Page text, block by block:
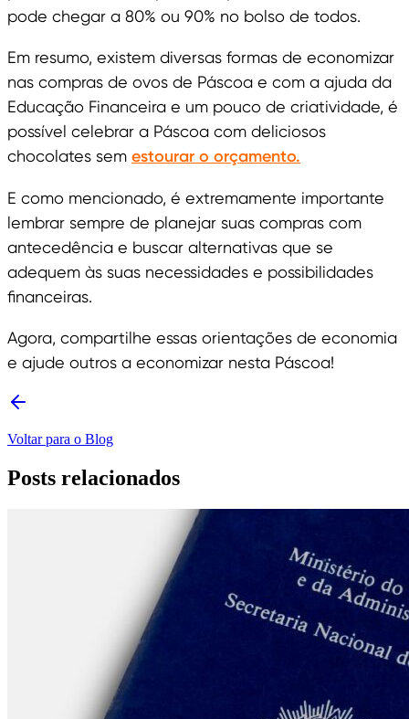
pode chegar a 80% ou 90% no bolso de todos.
Em resumo, existem diversas formas de economizar
nas compras de ovos de Páscoa e com a ajuda da
Educação Financeira e um pouco de criatividade, é
possível celebrar a Páscoa com deliciosos
chocolates sem estourar o orçamento.
E como mencionado, é extremamente importante
lembrar sempre de planejar suas compras com
antecedência e buscar alternativas que se
adequem às suas necessidades e possibilidades
financeiras.
Agora, compartilhe essas orientações de economia
e ajude outros a economizar nesta Páscoa!
Voltar para o Blog
Posts relacionados